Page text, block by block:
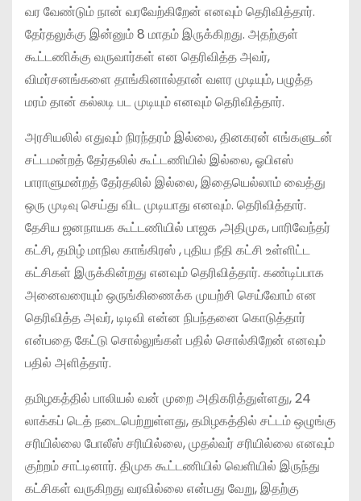
வர வேண்டும் நான் வரவேற்கிறேன் எனவும் தெரிவித்தார்.
தேர்தலுக்கு இன்னும் 8 மாதம் இருக்கிறது. அதற்குள்
கூட்டணிக்கு வருவார்கள் என தெரிவித்த அவர்,
விமர்சனங்களை தாங்கினால்தான் வளர முடியும், பழுத்த
மரம் தான் கல்லடி பட முடியும் எனவும் தெரிவித்தார்.
அரசியலில் எதுவும் நிரந்தரம் இல்லை, தினகரன் எங்களுடன்
சட்டமன்றத் தேர்தலில் கூட்டணியில் இல்லை, ஓபிஎஸ்
பாராளுமன்றத் தேர்தலில் இல்லை, இதையெல்லாம் வைத்து
ஒரு முடிவு செய்து விட முடியாது எனவும். தெரிவித்தார்.
தேசிய ஜனநாயக கூட்டணியில் பாஜக ,அதிமுக, பாரிவேந்தர்
கட்சி, தமிழ் மாநில காங்கிரஸ் , புதிய நீதி கட்சி உள்ளிட்ட
கட்சிகள் இருக்கின்றது எனவும் தெரிவித்தார். கண்டிப்பாக
அனைவரையும் ஒருங்கிணைக்க முயற்சி செய்வோம் என
தெரிவித்த அவர், டிடிவி என்ன நிபந்தனை கொடுத்தார்
என்பதை கேட்டு சொல்லுங்கள் பதில் சொல்கிறேன் எனவும்
பதில் அளித்தார்.
தமிழகத்தில் பாலியல் வன் முறை அதிகரித்துள்ளது, 24
லாக்கப் டெத் நடைபெற்றுள்ளது, தமிழகத்தில் சட்டம் ஒழுங்கு
சரியில்லை போலீஸ் சரியில்லை, முதல்வர் சரியில்லை எனவும்
குற்றம் சாட்டினார். திமுக கூட்டணியில் வெளியில் இருந்து
கட்சிகள் வருகிறது வரவில்லை என்பது வேறு, இதற்கு